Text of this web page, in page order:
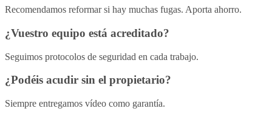
Recomendamos reformar si hay muchas fugas. Aporta ahorro.
¿Vuestro equipo está acreditado?
Seguimos protocolos de seguridad en cada trabajo.
¿Podéis acudir sin el propietario?
Siempre entregamos vídeo como garantía.